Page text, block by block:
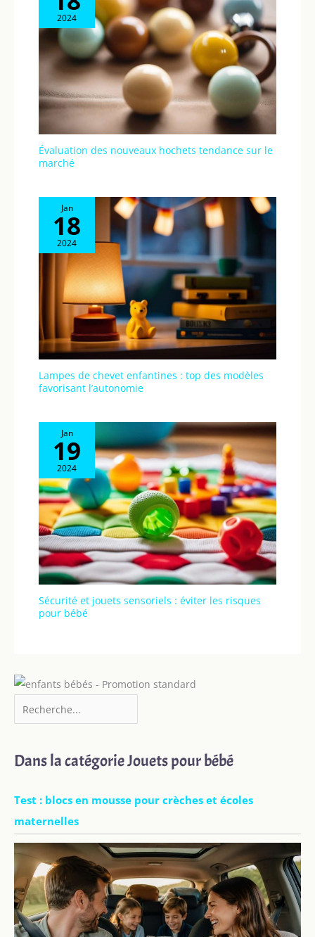
2024
Évaluation des nouveaux hochets tendance sur le
marché
Jan
18
2024
Lampes de chevet enfantines : top des modèles
favorisant l’autonomie
Jan
19
2024
Sécurité et jouets sensoriels : éviter les risques
pour bébé
Dans la catégorie Jouets pour bébé
Test : blocs en mousse pour crèches et écoles
maternelles